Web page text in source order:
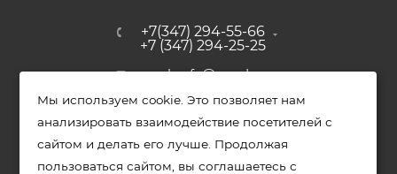
+7(347) 294-55-66
+7 (347) 294-25-25
upak-ufa@yandex.ru
Уфимский район, с. Зубово, ул.
Полевая, д. 44/2, к. 2
Мы используем cookie. Это позволяет нам
анализировать взаимодействие посетителей с
сайтом и делать его лучше. Продолжая
пользоваться сайтом, вы соглашаетесь с